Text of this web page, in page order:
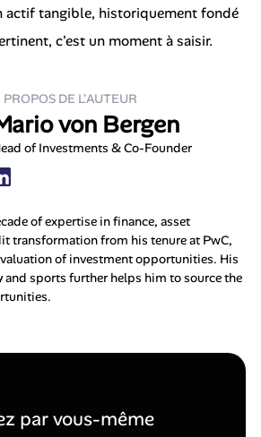
actif tangible, historiquement fondé
c'est un moment à saisir.
PROPOS DE L'AUTEUR
von Bergen
of Investments & Co-Founder
of expertise in finance, asset
transformation from his tenure at PwC,
of investment opportunities. His
and sports further helps him to source the
par vous-même